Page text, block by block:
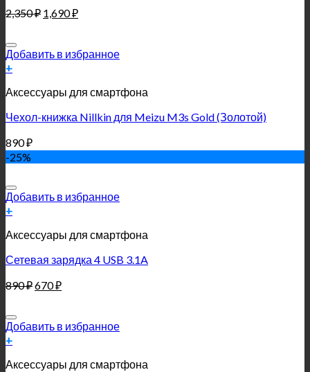
2,350₽ 1,690₽
Добавить в избранное
+
Аксессуары для смартфона
Чехол-книжка Nillkin для Meizu M3s Gold (Золотой)
890₽
-25%
Добавить в избранное
+
Аксессуары для смартфона
Сетевая зарядка 4 USB 3.1A
890₽670₽
Добавить в избранное
+
Аксессуары для смартфона